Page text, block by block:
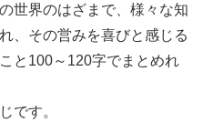
世界のはざまで、様々な知
、その営みを喜びと感じる
と100～120字でまとめれ
です。